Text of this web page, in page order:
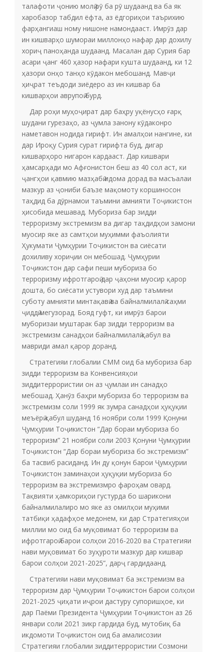
талафоти ҷонию молӣ рӯ ба рӯ шудаанд ва ба як
харобазор табдил ёфта, аз ёдгориҳои таърихию
фарҳангиаш ному нишоне намондааст. Имрӯз дар
ин кишварҳо шумораи миллонҳо нафар дар дохилу
хориҷ паноҳанда шудаанд. Масалан дар Сурия бар
асари ҷанг 460 ҳазор нафари кушта шудаанд, ки 12
ҳазори онҳо танҳо кӯдакон мебошанд. Мавҷи
ҳиҷрат теъдоди зиёдеро аз ин кишвар ба
кишварҳои аврупоӣ бурд.
Дар роҳи муҳоҷират дар баҳру уқёнусҳо ғарқ
шудани гурезаҳо, аз ҷумла занону кӯдаконро
наметавон нодида гирифт. Ин амалҳои нангине, ки
дар Ироқу Сурия сурат гирифта буд, дигар
кишварҳоро нигарон кардааст. Дар кишвари
ҳамсарҳади мо Афғонистон беш аз 40 сол аст, ки
ҷангҳои қавмию мазҳабӣ идома дорад ва масъалаи
мазкур аз ҷониби баъзе мақомоту коршиносон
таҳдид ба дӯрнамои таъмини амнияти Тоҷикистон
ҳисобида мешавад. Мубориза бар зидди
терроризму экстремизм ва дигар таҳдидҳои замони
муосир яке аз самтҳои муҳимми фаъолияти
Ҳукумати Ҷумҳурии Тоҷикистон ва сиёсати
дохиливу хориҷии он мебошад. Ҷумҳурии
Тоҷикистон дар сафи пеши мубориза бо
терроризму ифротгароӣ дар ҷаҳони муосир қарор
дошта, бо сиёсати устувори худ дар таъмини
суботу амнияти минтақавӣ ва байналмилалӣ саҳми
ҷиддӣ мегузорад. Бояд гуфт, ки имрӯз барои
муборизаи муштарак бар зидди терроризм ва
экстремизм санадҳои байналмилалӣ қабул ва
мавриди амал қарор доранд.
Стратегияи глобалии СММ оид ба мубориза бар
зидди терроризм ва Конвенсияҳои
зиддитеррористии он аз ҷумлаи ин санадҳо
мебошад. Ҳанӯз баҳри мубориза бо терроризм ва
экстремизм соли 1999 як зумра санадҳои ҳуқуқии
меъёрӣ қабул шуданд 16 ноябри соли 1999 Қонуни
Ҷумҳурии Тоҷикистон “Дар бораи мубориза бо
терроризм” 21 ноябри соли 2003 Қонуни Ҷумҳурии
Тоҷикистон “Дар бораи мубориза бо экстремизм”
ба тасвиб расиданд. Ин ду қонун барои Ҷумҳурии
Тоҷикистон заминаҳои ҳуқуқии мубориза бо
терроризм ва экстремизмро фароҳам овард.
Тақвияти ҳамкориҳои густурда бо шарикони
байналмилалиро мо яке аз омилҳои муҳими
татбиқи ҳадафҳое медонем, ки дар Стратегияҳои
миллии мо оид ба муқовимат бо терроризм ва
ифротгароӣ барои солҳои 2016-2020 ва Стратегияи
нави муқовимат бо зуҳуроти мазкур дар кишвар
барои солҳои 2021-2025”, дарҷ гардидаанд.
Стратегияи нави муқовимат ба экстремизм ва
терроризм дар Ҷумҳурии Тоҷикистон барои солҳои
2021-2025 ҷиҳати иҷрои дастуру супоришҳое, ки
дар Паёми Президента Ҷумҳурии Тоҷикистон аз 26
январи соли 2021 зикр гардида буд, мутобиқ ба
икдомоти Тоҷикистон оид ба амалисозии
Стратегияи глобалии зиддитеррористии Созмони